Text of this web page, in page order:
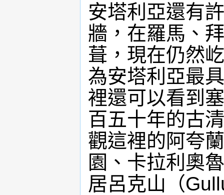
安塔利亞還有
牆，在羅馬、
葺，現在仍然
為安塔利亞最
裡還可以看到
百五十年的古
觀這裡的阿夸
園、卡拉利奧
居呂克山（